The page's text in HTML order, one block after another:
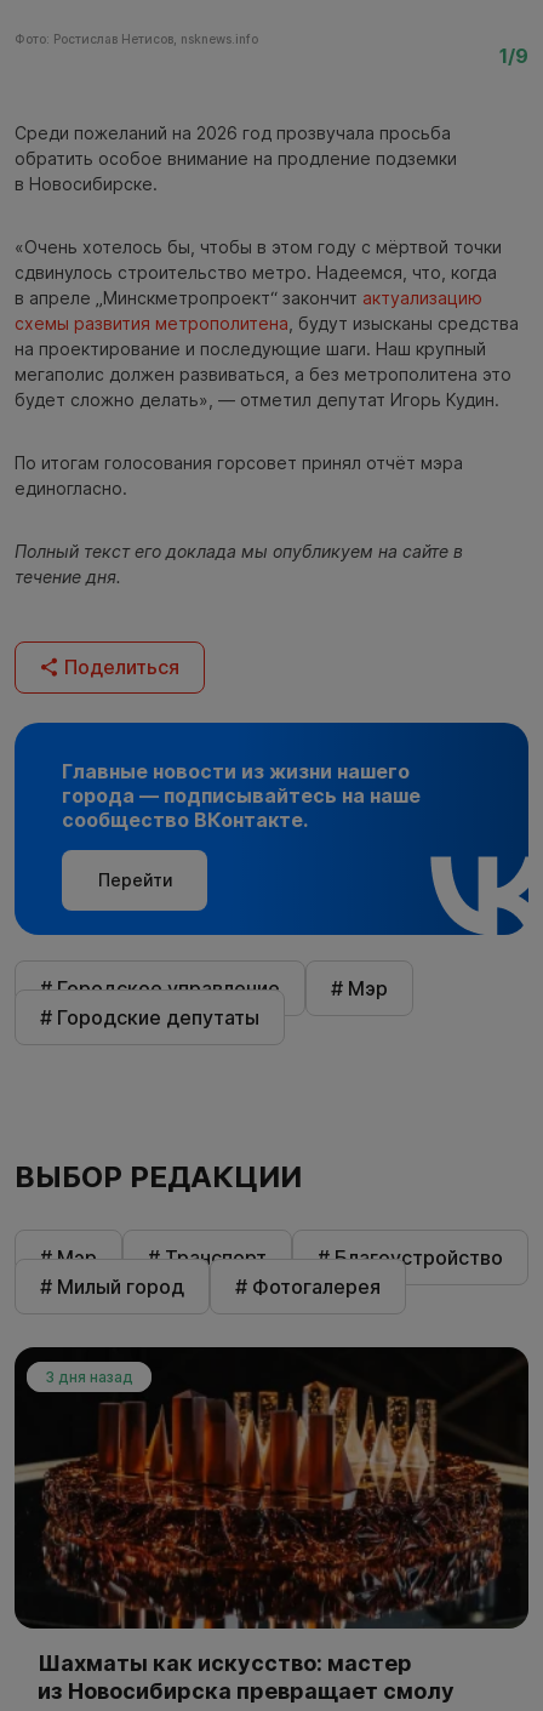
Фото: Ростислав Нетисов, nsknews.info
1/9
Среди пожеланий на 2026 год прозвучала просьба
обратить особое внимание на продление подземки
в Новосибирске.
«Очень хотелось бы, чтобы в этом году с мёртвой точки
сдвинулось строительство метро. Надеемся, что, когда
в апреле „Минскметропроект“ закончит актуализацию
схемы развития метрополитена , будут изысканы средства
на проектирование и последующие шаги. Наш крупный
мегаполис должен развиваться, а без метрополитена это
будет сложно делать», — отметил депутат Игорь Кудин.
По итогам голосования горсовет принял отчёт мэра
единогласно.
Полный текст его доклада мы опубликуем на сайте в
течение дня.
Поделиться
Главные новости из жизни нашего
города — подписывайтесь на наше
сообщество ВКонтакте.
Перейти
# Городское управление
# Мэр
# Городские депутаты
ВЫБОР РЕДАКЦИИ
# Мэр # Транспорт
# Благоустройство
# Милый город
# Фотогалерея
3 дня назад
Шахматы как искусство: мастер
из Новосибирска превращает смолу